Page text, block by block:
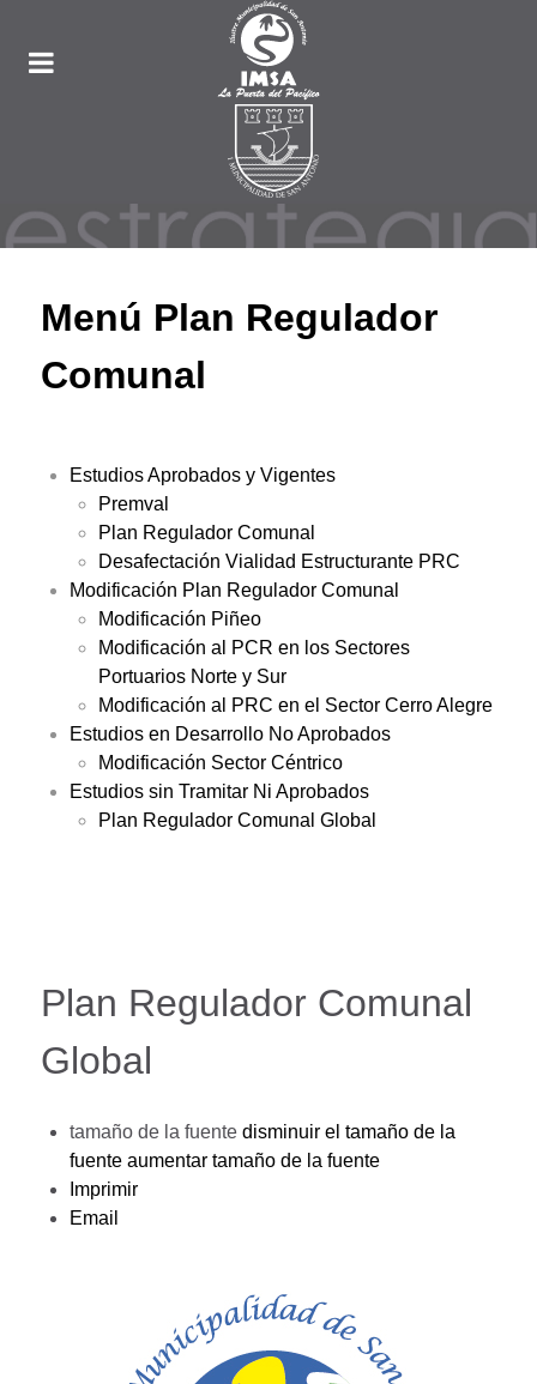
Menú Plan Regulador
Comunal
Estudios Aprobados y Vigentes
Premval
Plan Regulador Comunal
Desafectación Vialidad Estructurante PRC
Modificación Plan Regulador Comunal
Modificación Piñeo
Modificación al PCR en los Sectores
Portuarios Norte y Sur
Modificación al PRC en el Sector Cerro Alegre
Estudios en Desarrollo No Aprobados
Modificación Sector Céntrico
Estudios sin Tramitar Ni Aprobados
Plan Regulador Comunal Global
Plan Regulador Comunal
Global
tamaño de la fuente disminuir el tamaño de la
fuente aumentar tamaño de la fuente
Imprimir
Email